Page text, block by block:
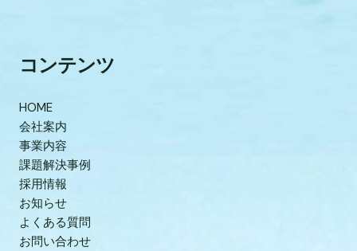
コンテンツ
HOME
会社案内
事業内容
課題解決事例
採用情報
お知らせ
よくある質問
お問い合わせ